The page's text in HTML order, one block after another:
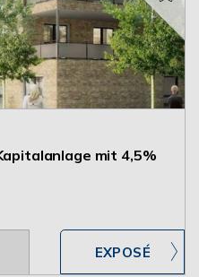
mit 4,5%